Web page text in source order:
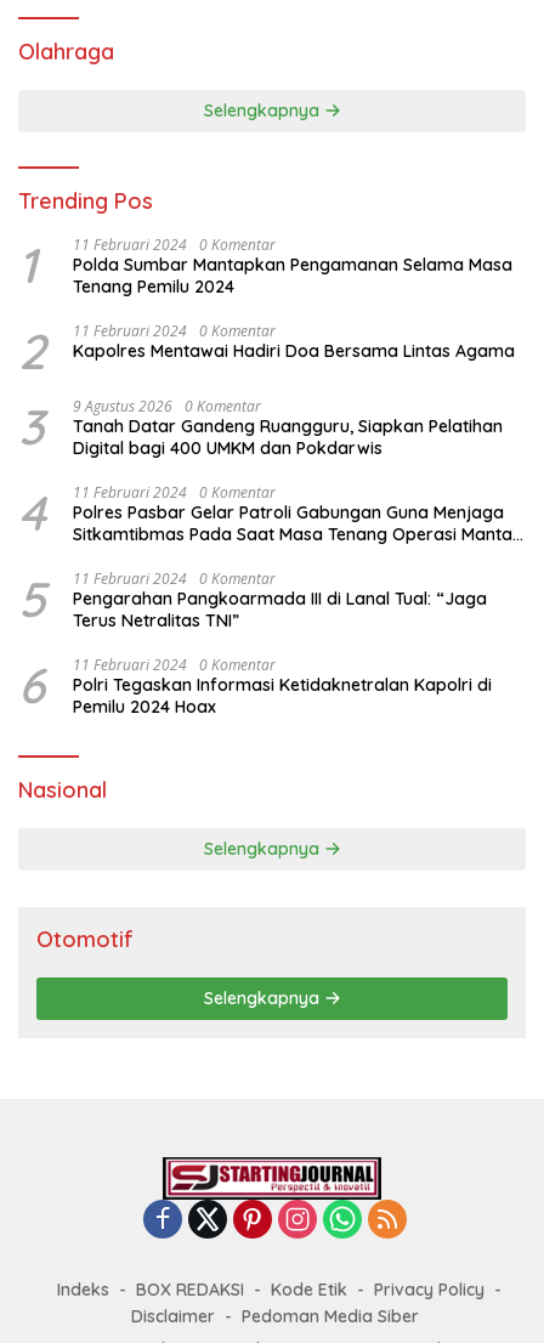
Olahraga
Selengkapnya
Trending Pos
1 11 Februari 2024 0 Komentar
Polda Sumbar Mantapkan Pengamanan Selama Masa
Tenang Pemilu 2024
2 11 Februari 2024 0 Komentar
Kapolres Mentawai Hadiri Doa Bersama Lintas Agama
3 9 Agustus 2026 0 Komentar
Tanah Datar Gandeng Ruangguru, Siapkan Pelatihan
Digital bagi 400 UMKM dan Pokdarwis
4 11 Februari 2024 0 Komentar
Polres Pasbar Gelar Patroli Gabungan Guna Menjaga
Sitkamtibmas Pada Saat Masa Tenang Operasi Mantap
5 11 Februari 2024 0 Komentar
Pengarahan Pangkoarmada III di Lanal Tual: “Jaga
Terus Netralitas TNI”
6 11 Februari 2024 0 Komentar
Polri Tegaskan Informasi Ketidaknetralan Kapolri di
Pemilu 2024 Hoax
Nasional
Selengkapnya
Otomotif
Selengkapnya
Indeks BOX REDAKSI Kode Etik
Privacy Policy
Disclaimer
Pedoman Media Siber